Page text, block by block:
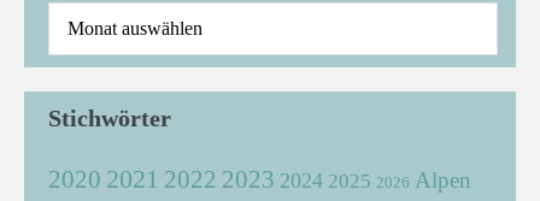
Stichwörter
2020 2021 2022 2023 2024 2025 2026 Alpen